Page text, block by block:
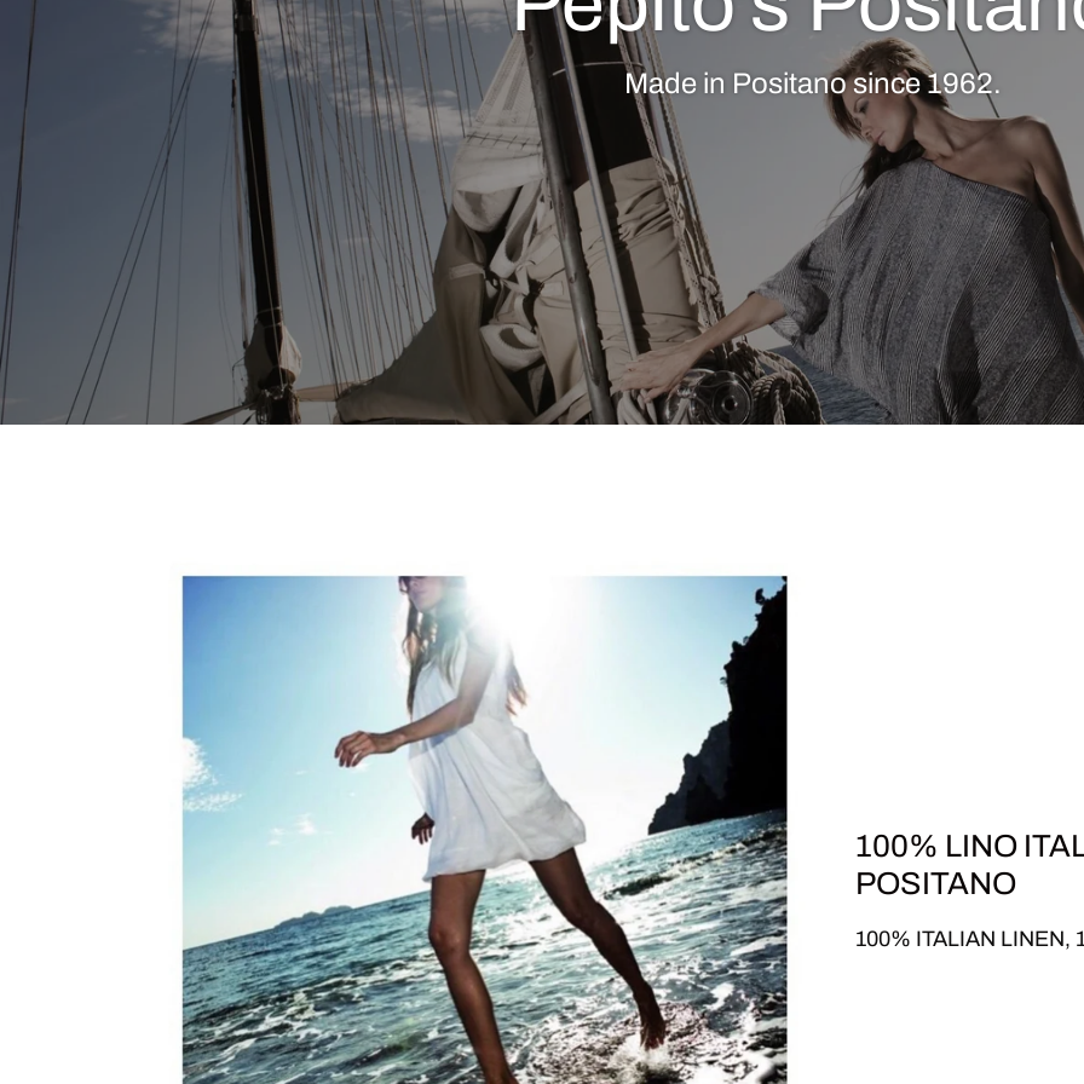
Made in Positano since 1962.
100% LINO
POSITANO
100% ITALIAN LINEN,